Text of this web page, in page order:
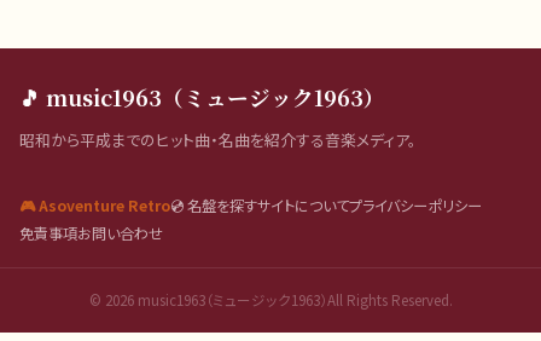
🎵 music1963（ミュージック1963）
昭和から平成までのヒット曲・名曲を紹介する音楽メディア。
🎮 Asoventure Retro💿 名盤を探すサイトについてプライバシーポリシー
免責事項お問い合わせ
© 2026music1963（ミュージック1963）All Rights Reserved.